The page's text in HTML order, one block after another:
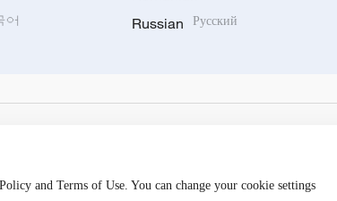
어 Russian Русский
and Terms of Use. You can change your cookie settings